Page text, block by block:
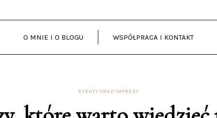
O MNIE I O BLOGU WSPÓŁPRACA I KONTAKT
EVENTY ORAZ IMPREZY